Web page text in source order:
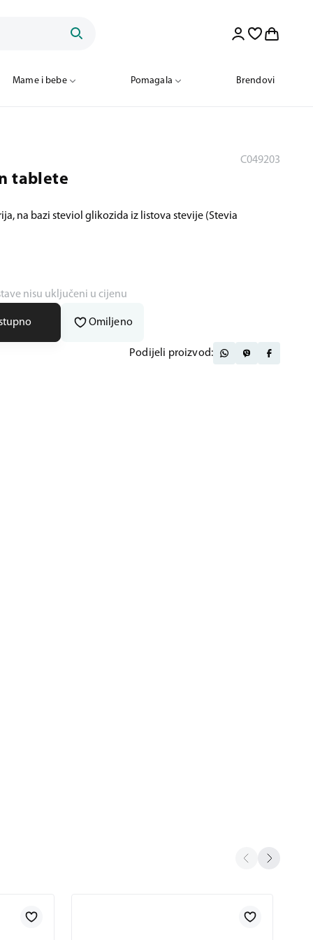
Mame i bebe Pomagala Brendovi
C049203
tablete
na bazi steviol glikozida iz listova stevije (Stevia
nisu uključeni u cijenu
Omiljeno
Podijeli proizvod: